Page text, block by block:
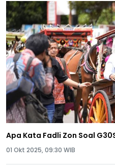
Apa Kata Fadli Zon Soal
01 Okt 2025, 09:30 WIB